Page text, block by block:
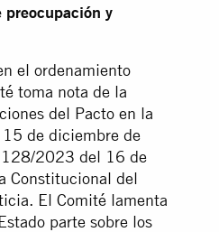
preocupación y
el ordenamiento
toma nota de la
del Pacto en la
de diciembre de
2023 del 16 de
Constitucional del
El Comité lamenta
parte sobre los